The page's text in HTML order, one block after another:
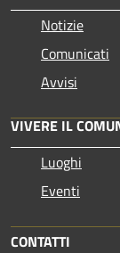
Notizie
Comunicati
Avvisi
VIVERE IL
Luoghi
Eventi
CONTATTI